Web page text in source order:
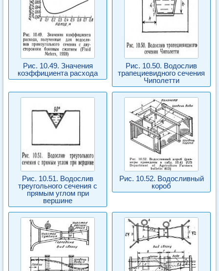
Рис. 10.49. Значения
коэффициента расхода
Рис. 10.50. Водослив
трапециевидного сечения
Чиполетти
Рис. 10.51. Водослив
треугольного сечения с
прямым углом при
вершине
Рис. 10.52. Водосливный
короб